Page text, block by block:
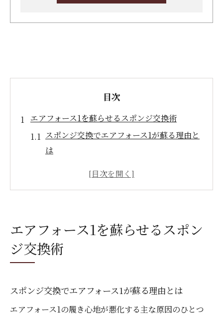
目次
エアフォース1を蘇らせるスポンジ交換術
スポンジ交換でエアフォース1が蘇る理由と
は
心感
エアフォース1のスポンジ交換で履き心地が
自分で行うエアフォース1スポンジ交換の手
順
エアフォース1を蘇らせるスポン
ジ交換術
スポンジ交換でエアフォース1が蘇る理由とは
エアフォース1の履き心地が悪化する主な原因のひとつ